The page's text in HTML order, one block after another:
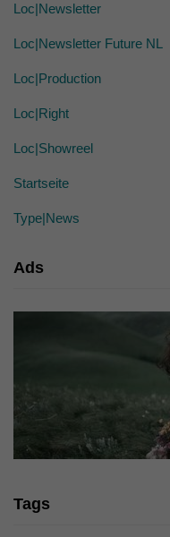
Loc|Newsletter
Loc|Newsletter Future NL
Loc|Production
Loc|Right
Loc|Showreel
Startseite
Type|News
Ads
Tags